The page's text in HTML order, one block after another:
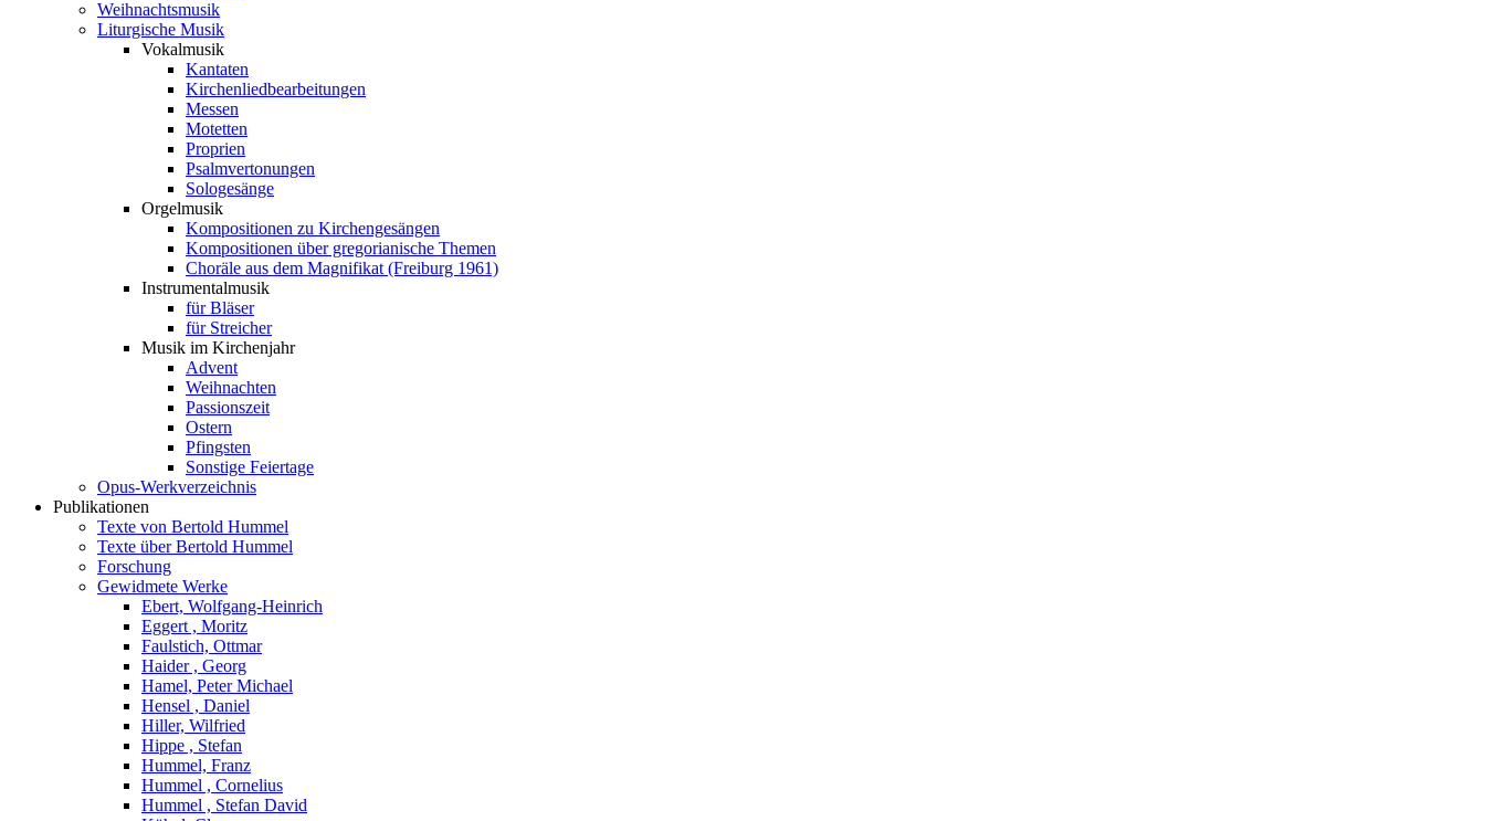
Weihnachtsmusik
Liturgische Musik
Vokalmusik
Kantaten
Kirchenliedbearbeitungen
Messen
Motetten
Proprien
Psalmvertonungen
Sologesänge
Orgelmusik
Kompositionen zu Kirchengesängen
Kompositionen über gregorianische Themen
Choräle aus dem Magnifikat (Freiburg 1961)
Instrumentalmusik
für Bläser
für Streicher
Musik im Kirchenjahr
Advent
Weihnachten
Passionszeit
Ostern
Pfingsten
Sonstige Feiertage
Opus-Werkverzeichnis
Publikationen
Texte von Bertold Hummel
Texte über Bertold Hummel
Forschung
Gewidmete Werke
Ebert, Wolfgang-Heinrich
Eggert , Moritz
Faulstich, Ottmar
Haider , Georg
Hamel, Peter Michael
Hensel , Daniel
Hiller, Wilfried
Hippe , Stefan
Hummel, Franz
Hummel , Cornelius
Hummel , Stefan David